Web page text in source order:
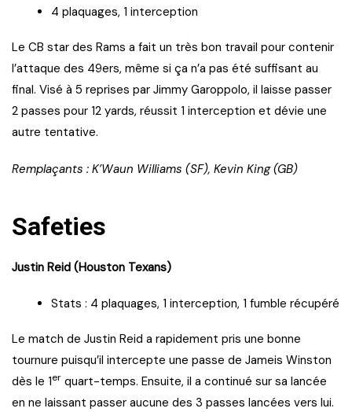
4 plaquages, 1 interception
Le CB star des Rams a fait un très bon travail pour contenir
l’attaque des 49ers, même si ça n’a pas été suffisant au
final. Visé à 5 reprises par Jimmy Garoppolo, il laisse passer
2 passes pour 12 yards, réussit 1 interception et dévie une
autre tentative.
Remplaçants : K’Waun Williams (SF), Kevin King (GB)
Safeties
Justin Reid (Houston Texans)
Stats : 4 plaquages, 1 interception, 1 fumble récupéré
Le match de Justin Reid a rapidement pris une bonne
tournure puisqu’il intercepte une passe de Jameis Winston
dès le 1er quart-temps. Ensuite, il a continué sur sa lancée
en ne laissant passer aucune des 3 passes lancées vers lui.